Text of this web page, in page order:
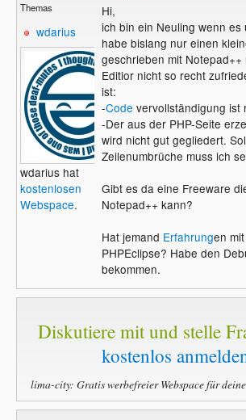
Themas
wdarius
wdarius hat
kostenlosen
Webspace.
Hi,
ich bin ein Neuling wenn es
habe bislang nur einen
geschrieben mit Notepad++
Editior nicht so recht
ist:
-Code vervollständigung ist
-Der aus der PHP-Seite
wird nicht gut gegliedert.
Zeilenumbrüche muss ich
Gibt es da eine Freeware
Notepad++ kann?
Hat jemand Erfahrungen
PHPEclipse? Habe den
bekommen.
Diskutiere mit und stelle
kostenlos
lima-city: Gratis werbefreier Webspace für